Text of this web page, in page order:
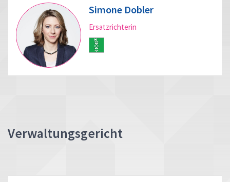
Simone Dobler
Ersatzrichterin
Verwaltungsgericht